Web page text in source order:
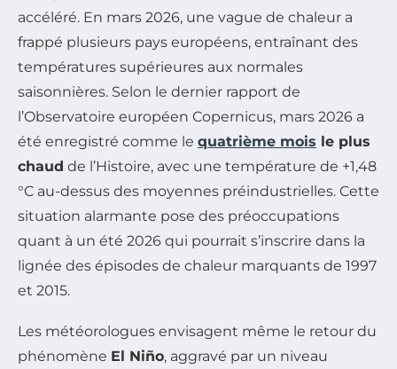
accéléré. En mars 2026, une vague de chaleur a
frappé plusieurs pays européens, entraînant des
températures supérieures aux normales
saisonnières. Selon le dernier rapport de
l’Observatoire européen Copernicus, mars 2026 a
été enregistré comme le quatrième mois le plus
chaud de l’Histoire, avec une température de +1,48
°C au-dessus des moyennes préindustrielles. Cette
situation alarmante pose des préoccupations
quant à un été 2026 qui pourrait s’inscrire dans la
lignée des épisodes de chaleur marquants de 1997
et 2015.
Les météorologues envisagent même le retour du
phénomène El Niño, aggravé par un niveau